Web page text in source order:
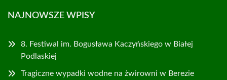
NAJNOWSZE WPISY
8. Festiwal im. Bogusława Kaczyńskiego w Białej
Podlaskiej
Tragiczne wypadki wodne na żwirowni w Berezie